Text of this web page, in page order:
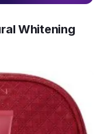
Whitening